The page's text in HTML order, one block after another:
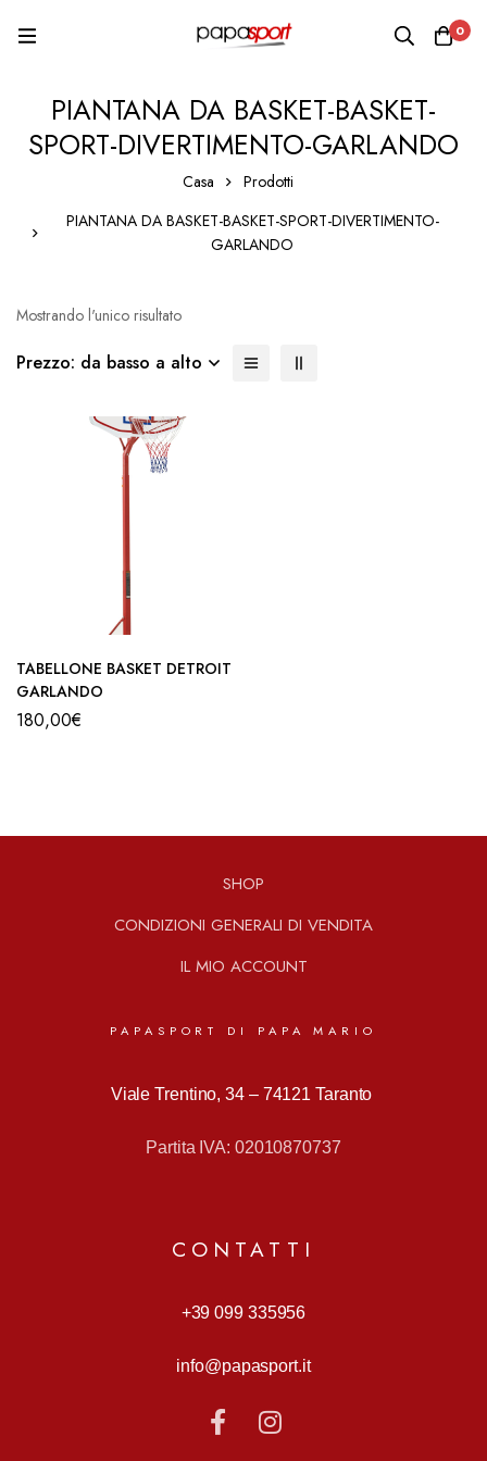
0
PIANTANA DA BASKET-BASKET-
SPORT-DIVERTIMENTO-GARLANDO
Casa
Prodotti
PIANTANA DA BASKET-BASKET-SPORT-DIVERTIMENTO-
GARLANDO
Mostrando l'unico risultato
Prezzo: da basso a alto
TABELLONE BASKET DETROIT
GARLANDO
180,00€
SHOP
CONDIZIONI GENERALI DI VENDITA
IL MIO ACCOUNT
PAPASPORT DI PAPA MARIO
Viale Trentino, 34 – 74121 Taranto
Partita IVA: 02010870737
CONTATTI
+39 099 335956
info@papasport.it